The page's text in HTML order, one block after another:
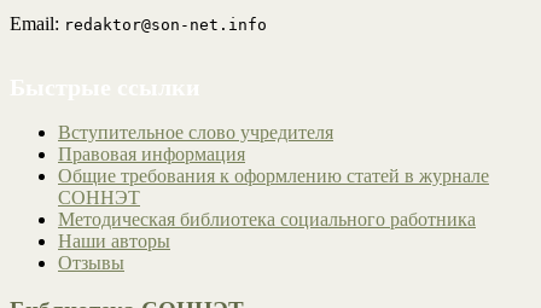
Email: redaktor@son-net.info
Вступительное слово учредителя
Правовая информация
Общие требования к оформлению статей в журнале
СОННЭТ
Методическая библиотека социального работника
Наши авторы
Отзывы